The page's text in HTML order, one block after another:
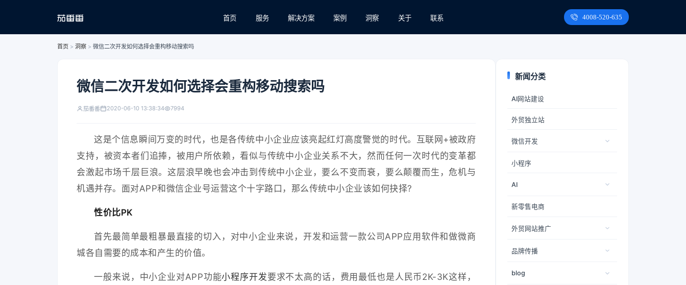
首页 服务 解决方案 案例 洞察 关于 联系 4008-520-635
首页 > 洞察 > 微信二次开发如何选择会重构移动搜索吗
微信二次开发如何选择会重构移动搜索吗
茄番番 2020-06-10 13:38:34 7994
这是个信息瞬间万变的时代，也是各传统中小企业应该亮起红灯高度警觉的时代。互联网+被政府
支持，被资本者们追捧，被用户所依赖，看似与传统中小企业关系不大，然而任何一次时代的变革都
会激起市场千层巨浪。这层浪早晚也会冲击到传统中小企业，要么不变而衰，要么颠覆而生，危机与
机遇并存。面对APP和微信企业号运营这个十字路口，那么传统中小企业该如何抉择?
性价比PK
首先最简单最粗暴最直接的切入，对中小企业来说，开发和运营一款公司APP应用软件和做微商
城各自需要的成本和产生的价值。
一般来说，中小企业对APP功能小程序开发要求不太高的话，费用最低也是人民币2K-3K这样，
新闻分类
AI网站建设
外贸独立站
微信开发
小程序
AI
新零售电商
外贸网站推广
品牌传播
blog